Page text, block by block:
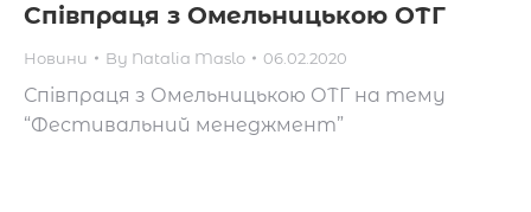
Співпраця з Омельницькою ОТГ
Новини By Natalia Maslo 06.02.2020
Співпраця з Омельницькою ОТГ на тему
“Фестивальний менеджмент”